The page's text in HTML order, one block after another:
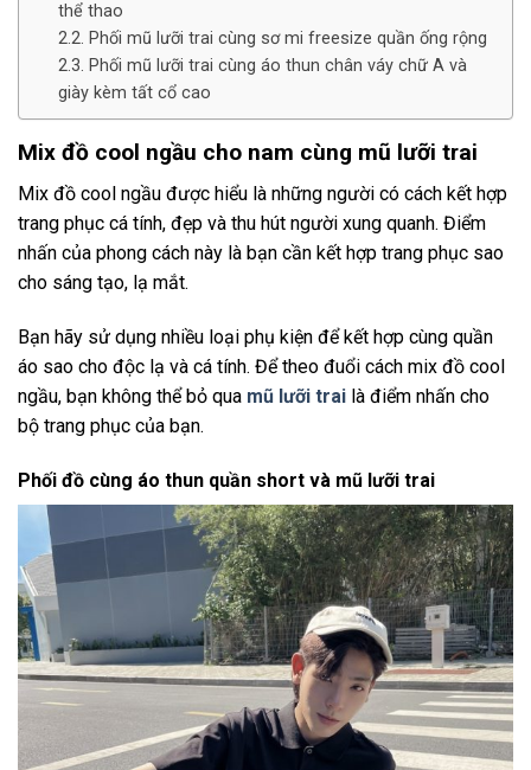
thể thao
Phối mũ lưỡi trai cùng sơ mi freesize quần ống rộng
Phối mũ lưỡi trai cùng áo thun chân váy chữ A và
giày kèm tất cổ cao
Mix đồ cool ngầu cho nam cùng mũ lưỡi trai
Mix đồ cool ngầu được hiểu là những người có cách kết hợp
trang phục cá tính, đẹp và thu hút người xung quanh. Điểm
nhấn của phong cách này là bạn cần kết hợp trang phục sao
cho sáng tạo, lạ mắt.
Bạn hãy sử dụng nhiều loại phụ kiện để kết hợp cùng quần
áo sao cho độc lạ và cá tính. Để theo đuổi cách mix đồ cool
ngầu, bạn không thể bỏ qua mũ lưỡi trai là điểm nhấn cho
bộ trang phục của bạn.
Phối đồ cùng áo thun quần short và mũ lưỡi trai